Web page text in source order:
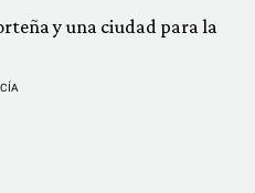
y una ciudad para la